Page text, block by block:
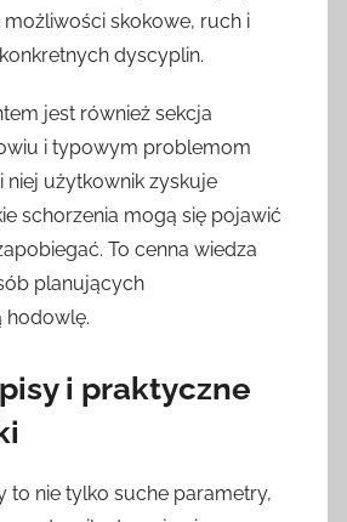
skokowe, ruch i
dyscyplin.
jest również sekcja
i typowym problemom
niej użytkownik zyskuje
schorzenia mogą się pojawić
To cenna wiedza
planujących
hodowlę.
i praktyczne
to nie tylko suche parametry,